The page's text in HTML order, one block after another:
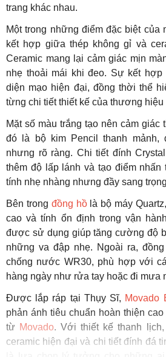
trang khác nhau.
Một trong những điểm đặc biệt của
kết hợp giữa thép không gỉ và
Ceramic mang lại cảm giác mịn
nhẹ thoải mái khi đeo. Sự kết hợp
diện mạo hiện đại, đồng thời thể
từng chi tiết thiết kế của thương hiệu
Mặt số màu trắng tạo nên cảm giác
đó là bộ kim Pencil thanh mảnh,
nhưng rõ ràng. Chi tiết đính
thêm độ lấp lánh và tạo điểm
tính nhẹ nhàng nhưng đầy sang
Bên trong đồng hồlà bộ máy
cao và tính ổn định trong vận
được sử dụng giúp tăng cường độ
những va đập nhẹ. Ngoài ra,
chống nước WR30, phù hợp với
hàng ngày như rửa tay hoặc đi mưa
Được lắp ráp tại Thụy Sĩ, Movado
phản ánh tiêu chuẩn hoàn thiện
từ Movado. Với thiết kế thanh
ceramic hiện đại và chi tiết đính đá